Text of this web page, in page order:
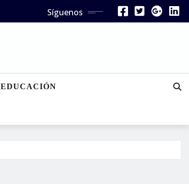
Síguenos
EDUCACIÓN